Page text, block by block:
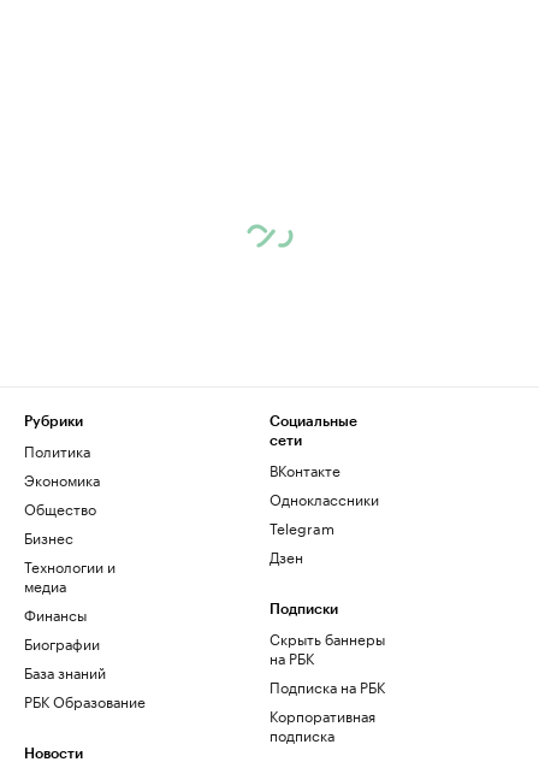
Рубрики
Политика
Экономика
Общество
Бизнес
Технологии и
медиа
Финансы
Биографии
База знаний
РБК Образование
Новости
Социальные
сети
ВКонтакте
Одноклассники
Telegram
Дзен
Подписки
Скрыть баннеры
на РБК
Подписка на РБК
Корпоративная
подписка